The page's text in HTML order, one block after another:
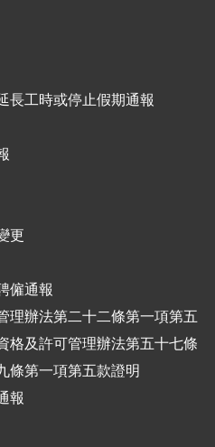
長工時或停止假期通報
更
僱通報
理辦法第二十二條第一項第五
格及許可管理辦法第五十七條
條第一項第五款證明
報